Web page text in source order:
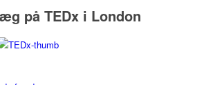
på TEDx i London